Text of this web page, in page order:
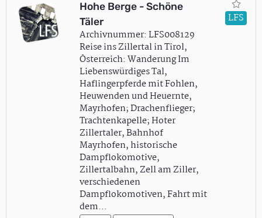
Hohe Berge - Schöne
Täler
Archivnummer: LFS008129
Reise ins Zillertal in Tirol,
Österreich: Wanderung Im
Liebenswürdiges Tal,
Haflingerpferde mit Fohlen,
Heuwenden und Heuernte,
Mayrhofen; Drachenflieger;
Trachtenkapelle; Hoter
Zillertaler, Bahnhof
Mayrhofen, historische
Dampflokomotive,
Zillertalbahn, Zell am Ziller,
verschiedenen
Dampflokomotiven, Fahrt mit
dem…
LFS